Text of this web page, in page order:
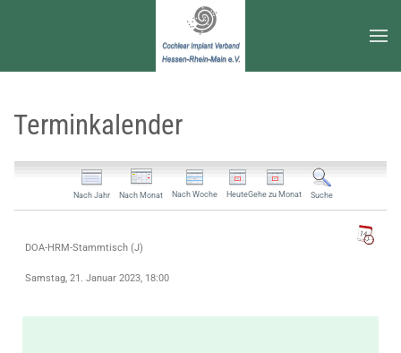
Zum Hauptinhalt springen
Terminkalender
Nach Jahr Nach Monat Nach Woche HeuteGehe zu Monat Suche
DOA-HRM-Stammtisch (J)
Samstag, 21. Januar 2023, 18:00